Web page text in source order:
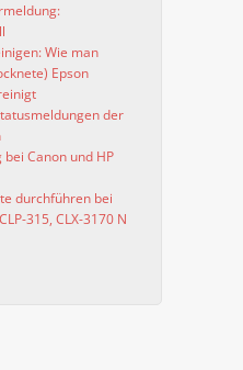
Wie man
Epson
der
Canon und HP
durchführen bei
315, CLX-3170 N